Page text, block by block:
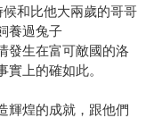
和比他大兩歲的哥哥
養過兔子
發生在富可敵國的洛
上的確如此。
輝煌的成就，跟他們